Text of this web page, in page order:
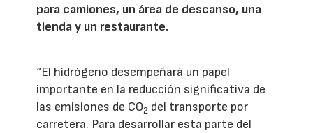
para camiones, un área de descanso, una
tienda y un restaurante.
“El hidrógeno desempeñará un papel
importante en la reducción significativa de
las emisiones de CO2 del transporte por
carretera. Para desarrollar esta parte del